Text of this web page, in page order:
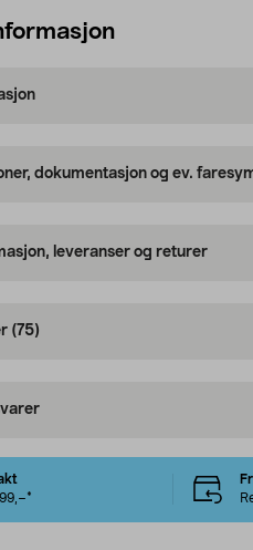
dokumentasjon og ev.
leveranser og returer
(75)